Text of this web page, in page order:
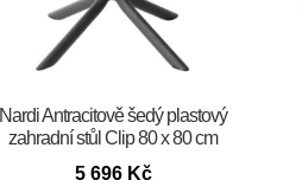
Nardi Antracitově šedý plastový
zahradní stůl Clip 80 x 80 cm
5 696 Kč